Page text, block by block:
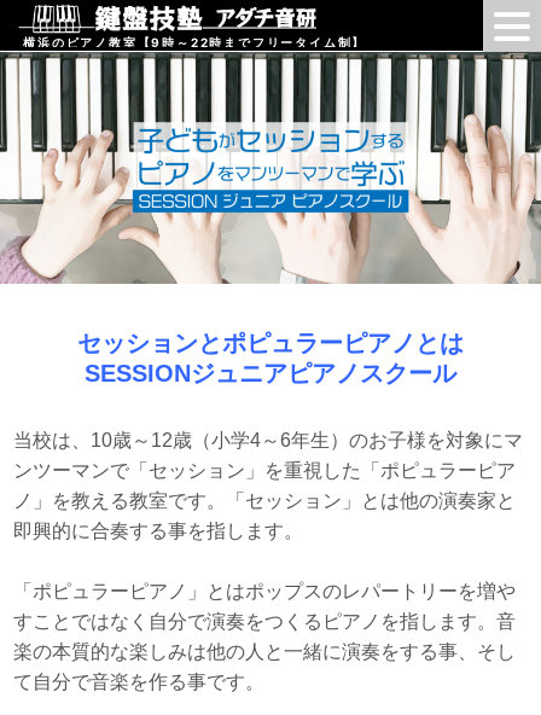
横浜のピアノ教室【9時～22時までフリータイム制】
セッションとポピュラーピアノとは
SESSIONジュニアピアノスクール
当校は、10歳～12歳（小学4～6年生）のお子様を対象にマ
ンツーマンで「セッション」を重視した「ポピュラーピア
ノ」を教える教室です。「セッション」とは他の演奏家と
即興的に合奏する事を指します。
「ポピュラーピアノ」とはポップスのレパートリーを増や
すことではなく自分で演奏をつくるピアノを指します。音
楽の本質的な楽しみは他の人と一緒に演奏をする事、そし
て自分で音楽を作る事です。